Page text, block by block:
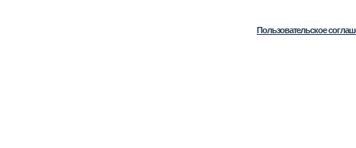
Пользовательское